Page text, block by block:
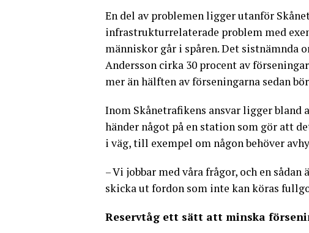
En del av problemen ligger utanför
infrastrukturrelaterade problem med
människor går i spåren. Det sistnämnda
Andersson cirka 30 procent av
mer än hälften av förseningarna sedan
Inom Skånetrafikens ansvar ligger bland
händer något på en station som gör att
i väg, till exempel om någon behöver
– Vi jobbar med våra frågor, och en
skicka ut fordon som inte kan köras
Reservtåg ett sätt att minska